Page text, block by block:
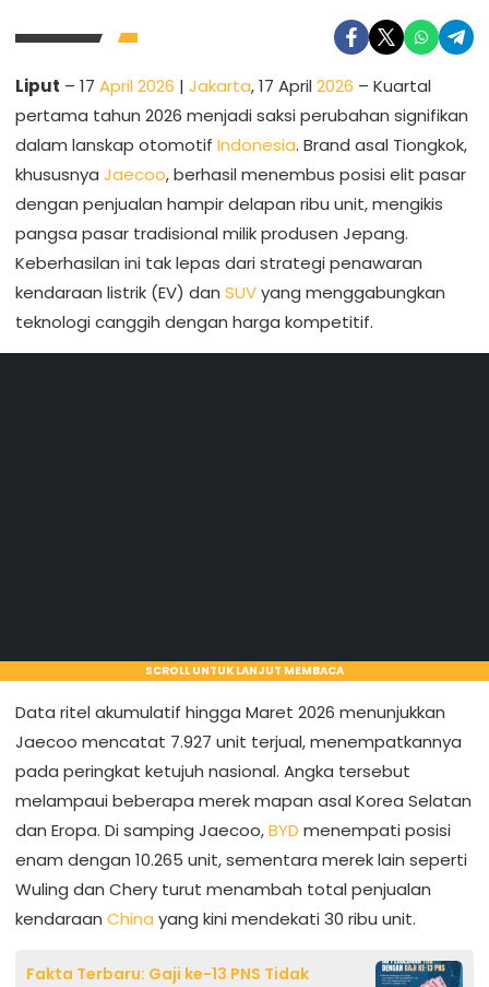
Liput – 17 April 2026 | Jakarta, 17 April 2026 – Kuartal
pertama tahun 2026 menjadi saksi perubahan signifikan
dalam lanskap otomotif Indonesia. Brand asal Tiongkok,
khususnya Jaecoo, berhasil menembus posisi elit pasar
dengan penjualan hampir delapan ribu unit, mengikis
pangsa pasar tradisional milik produsen Jepang.
Keberhasilan ini tak lepas dari strategi penawaran
kendaraan listrik (EV) dan SUVyang menggabungkan
teknologi canggih dengan harga kompetitif.
SCROLL UNTUK LANJUT MEMBACA
Data ritel akumulatif hingga Maret 2026 menunjukkan
Jaecoo mencatat 7.927 unit terjual, menempatkannya
pada peringkat ketujuh nasional. Angka tersebut
melampaui beberapa merek mapan asal Korea Selatan
dan Eropa. Di samping Jaecoo,BYD menempati posisi
enam dengan 10.265 unit, sementara merek lain seperti
Wuling dan Chery turut menambah total penjualan
kendaraan China yang kini mendekati 30 ribu unit.
Fakta Terbaru: Gaji ke-13 PNS Tidak